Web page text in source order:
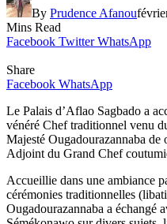
By Prudence Afanou
Mins Read
Facebook Twitter WhatsApp
Share
Facebook WhatsApp
Le Palais d’Aflao Sagbado a
vénéré Chef traditionnel venu
Majesté Ougadourazannaba
Adjoint du Grand Chef
Accueillie dans une ambiance
cérémonies traditionnelles
Ougadourazannaba a échangé